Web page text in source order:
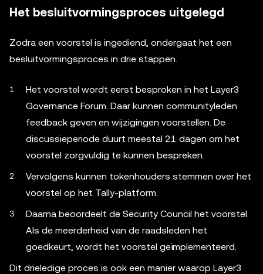
Het besluitvormingsproces uitgelegd
Zodra een voorstel is ingediend, ondergaat het een
besluitvormingsproces in drie stappen.
Het voorstel wordt eerst besproken in het Layer3
Governance Forum. Daar kunnen communityleden
feedback geven en wijzigingen voorstellen. De
discussieperiode duurt meestal 21 dagen om het
voorstel zorgvuldig te kunnen bespreken.
Vervolgens kunnen tokenhouders stemmen over het
voorstel op het Tally-platform.
Daarna beoordeelt de Security Council het voorstel.
Als de meerderheid van de raadsleden het
goedkeurt, wordt het voorstel geïmplementeerd.
Dit drieledige proces is ook een manier waarop Layer3